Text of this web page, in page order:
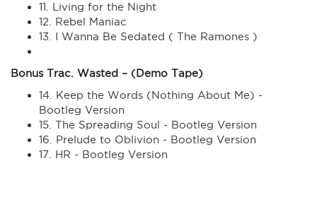
11. Living for the Night
12. Rebel Maniac
13. I Wanna Be Sedated ( The Ramones )
Bonus Trac. Wasted – (Demo Tape)
14. Keep the Words (Nothing About Me) -
Bootleg Version
15. The Spreading Soul - Bootleg Version
16. Prelude to Oblivion - Bootleg Version
17. HR - Bootleg Version